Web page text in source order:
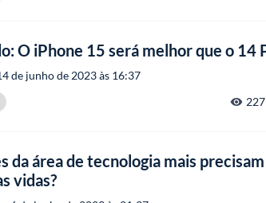
O iPhone 15 será melhor que o 14
de junho de 2023 às 16:37
227
da área de tecnologia mais
vidas?